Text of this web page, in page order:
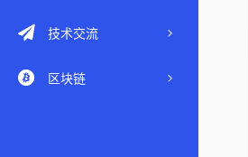
技术交流
区块链